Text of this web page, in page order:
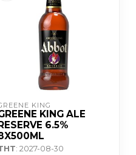
KING
KING ALE
6.5%
: 2027-08-30